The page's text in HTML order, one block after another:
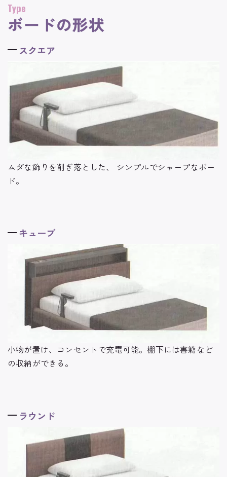
Type
ボードの形状
スクエア
ムダな飾りを削ぎ落とした、
シンプルでシャープなボー
ド。
キューブ
小物が置け、コンセントで充電可能。棚下には書籍など
の収納ができる。
ラウンド